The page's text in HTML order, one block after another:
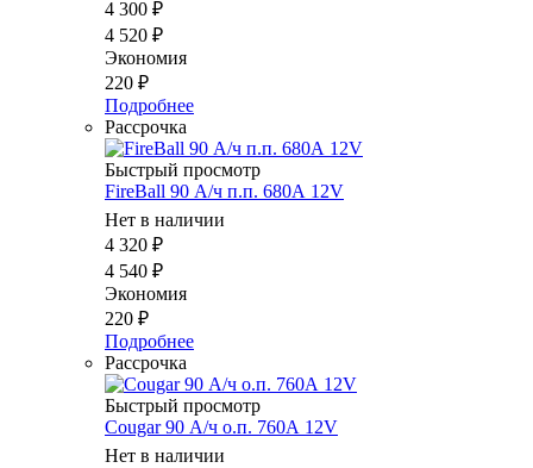
4 300 ₽
4 520 ₽
Экономия
220 ₽
Подробнее
Рассрочка
Быстрый просмотр
FireBall 90 А/ч п.п. 680А 12V
Нет в наличии
4 320 ₽
4 540 ₽
Экономия
220 ₽
Подробнее
Рассрочка
Быстрый просмотр
Cougar 90 А/ч о.п. 760А 12V
Нет в наличии